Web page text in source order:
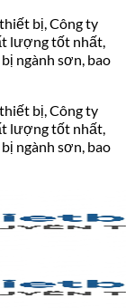
bị, Công ty
lượng tốt nhất,
ngành sơn, bao
bị, Công ty
lượng tốt nhất,
ngành sơn, bao